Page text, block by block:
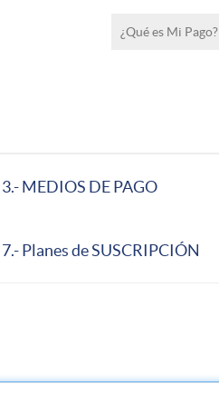
Navegación¿Qué es Mi Pago?
3.- MEDIOS DE PAGO
7.- Planes de SUSCRIPCIÓN